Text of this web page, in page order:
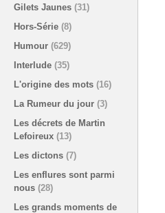
Gilets Jaunes (31)
Hors-Série (8)
Humour (629)
Interlude (35)
L'origine des mots (16)
La Rumeur du jour (3)
Les décrets de Martin
Lefoireux (13)
Les dictons (7)
Les enflures sont parmi
nous (28)
Les grands moments de